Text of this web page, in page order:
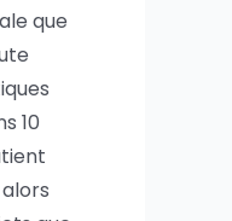
que
10